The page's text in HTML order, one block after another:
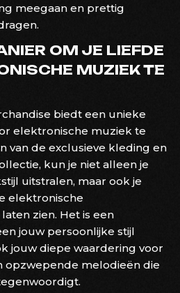
meegaan en prettig
OM JE LIEFDE
MUZIEK TE
biedt een unieke
elektronische muziek te
van de exclusieve kleding en
kun je niet alleen je
uitstralen, maar ook je
elektronische
zien. Het is een
jouw persoonlijke stijl
jouw diepe waardering voor
opzwepende melodieën die